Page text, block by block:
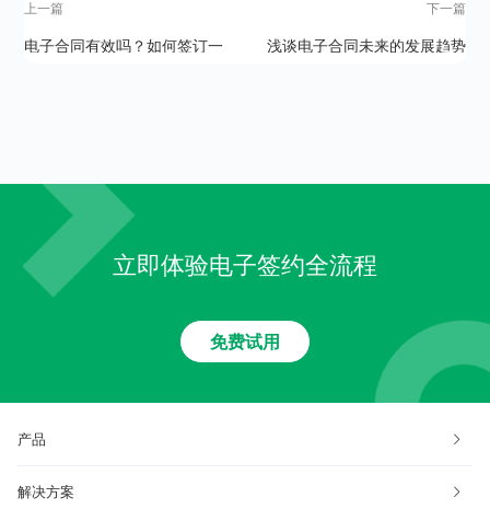
上一篇
电子合同有效吗？如何签订一
下一篇
浅谈电子合同未来的发展趋势
立即体验电子签约全流程
免费试用
产品
解决方案